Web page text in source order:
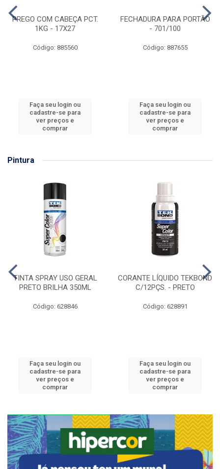
PREGO COM CABEÇA PCT.
1KG - 17X27
Código: 885560
Faça seu login ou
cadastre-se para
ver preços e
comprar
FECHADURA PARA PORTÃO
- 701/100
Código: 887655
Faça seu login ou
cadastre-se para
ver preços e
comprar
Pintura
TINTA SPRAY USO GERAL
PRETO BRILHA 350ML
Código: 628846
Faça seu login ou
cadastre-se para
ver preços e
comprar
CORANTE LÍQUIDO TEKBOND
C/12PÇS. - PRETO
Código: 628891
Faça seu login ou
cadastre-se para
ver preços e
comprar